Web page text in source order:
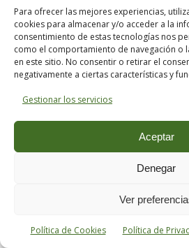
Para ofrecer las mejores experiencias,
cookies para almacenar y/o acceder a la
consentimiento de estas tecnologías nos
como el comportamiento de navegación o
en este sitio. No consentir o retirar el
negativamente a ciertas características y
Gestionar los servicios
Aceptar
Denegar
Ver
Política de Cookies Política de
i
c
o
.
.
*
*
Enviar